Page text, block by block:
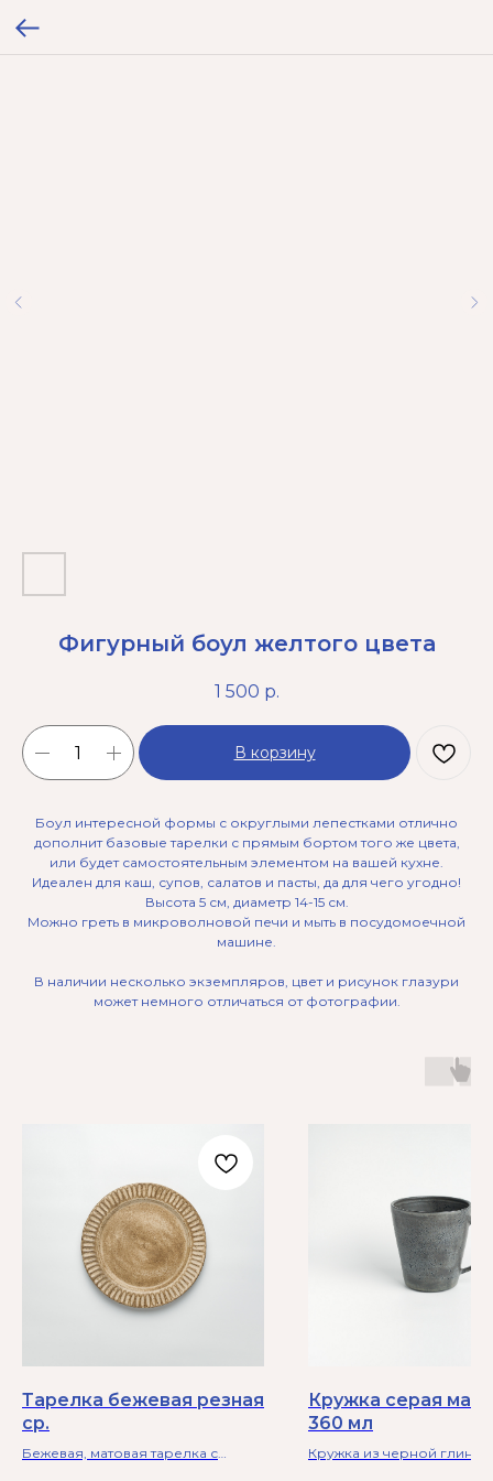
Фигурный боул желтого цвета
1 500 р.
В корзину
Боул интересной формы с округлыми лепестками отлично
дополнит базовые тарелки с прямым бортом того же цвета,
или будет самостоятельным элементом на вашей кухне.
Идеален для каш, супов, салатов и пасты, да для чего угодно!
Высота 5 см, диаметр 14-15 см.
Можно греть в микроволновой печи и мыть в посудомоечной
машине.
В наличии несколько экземпляров, цвет и рисунок глазури
может немного отличаться от фотографии.
Тарелка бежевая резная
ср.
Бежевая, матовая тарелка с
Кружка серая
360 мл
Кружка из черной глины с